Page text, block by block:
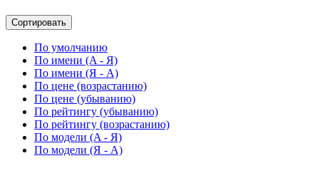
Сортировать
По умолчанию
По имени (A - Я)
По имени (Я - A)
По цене (возрастанию)
По цене (убыванию)
По рейтингу (убыванию)
По рейтингу (возрастанию)
По модели (A - Я)
По модели (Я - A)